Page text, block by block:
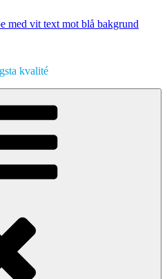
kvalité